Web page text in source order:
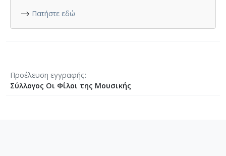
⟶ Πατήστε εδώ
Προέλευση εγγραφής
Σύλλογος Οι Φίλοι της Μουσικής